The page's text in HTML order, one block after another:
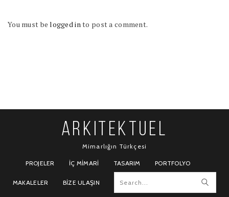
You must belogged into post a comment.
ARKITEKTUEL
Mimarlığın Türkçesi
PROJELER İÇ MIMARI TASARIM PORTFOLYO
MAKALELER BIZE ULAŞIN